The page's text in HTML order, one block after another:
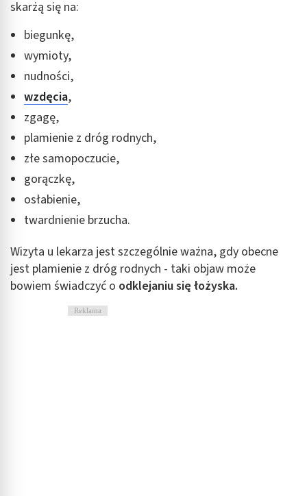
skarżą się na:
biegunkę,
wymioty,
nudności,
wzdęcia,
zgagę,
plamienie z dróg rodnych,
złe samopoczucie,
gorączkę,
osłabienie,
twardnienie brzucha.
Wizyta u lekarza jest szczególnie ważna, gdy obecne
jest plamienie z dróg rodnych - taki objaw może
bowiem świadczyć o odklejaniu się łożyska.
Reklama